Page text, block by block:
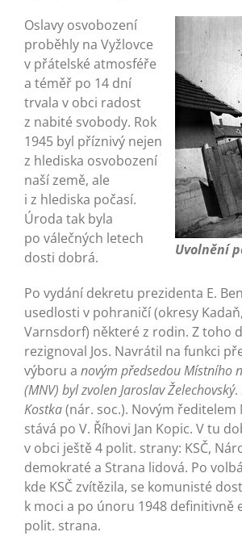
Uvolnění
Oslavy osvobození
proběhly na Vyžlovce
v přátelské atmosféře
a téměř po 14 dní
trvala v obci radost
z nabité svobody. Rok
1945 byl příznivý nejen
z hlediska osvobození
naší země, ale
i z hlediska počasí.
Úroda tak byla
po válečných letech
dosti dobrá.
Po vydání dekretu prezidenta E.
usedlosti v pohraničí (okresy
Varnsdorf) některé z rodin. Z toho
rezignoval Jos. Navrátil na funkci
výboru a novým předsedou Místního
(MNV) byl zvolen Jaroslav Želechovský.
Kostka(nár. soc.). Novým ředitelem
stává po V. Říhovi Jan Kopic. V tu
v obci ještě 4 polit. strany: KSČ,
demokraté a Strana lidová. Po
kde KSČ zvítězila, se komunisté
k moci a po únoru 1948 definitivně
polit. strana.